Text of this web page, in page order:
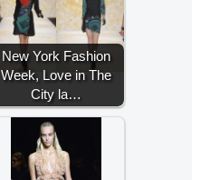
New York Fashion
Week, Love in The
City la…